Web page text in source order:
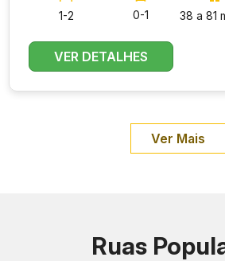
1-2 0-1 38 a 81
VER DETALHES
Ver Mais
Ruas